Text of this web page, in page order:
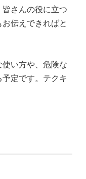
さんの役に立つ
伝えできればと
い方や、危険な
定です。テクキ